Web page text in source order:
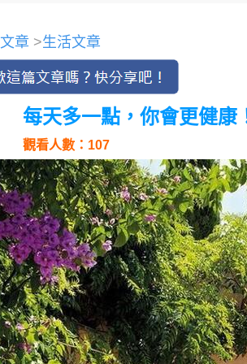
文章 >生活文章
每天多一點，你會更健康
觀看人數：107